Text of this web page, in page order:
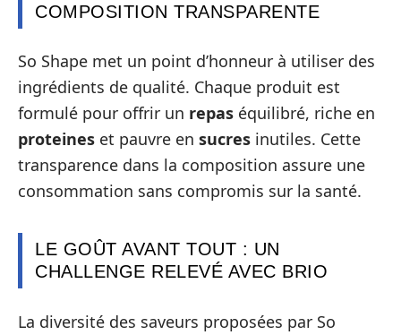
COMPOSITION TRANSPARENTE
So Shape met un point d’honneur à utiliser des
ingrédients de qualité. Chaque produit est
formulé pour offrir un repas équilibré, riche en
proteines et pauvre en sucres inutiles. Cette
transparence dans la composition assure une
consommation sans compromis sur la santé.
LE GOÛT AVANT TOUT : UN
CHALLENGE RELEVÉ AVEC BRIO
La diversité des saveurs proposées par So